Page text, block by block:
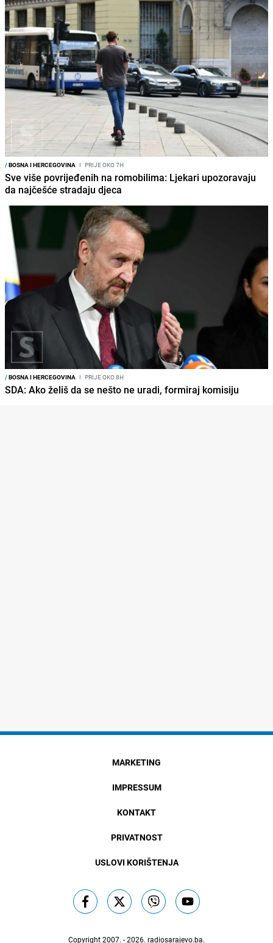
/BOSNA I HERCEGOVINA I PRIJE OKO 7H
Sve više povrijeđenih na romobilima: Ljekari upozoravaju
da najčešće stradaju djeca
/BOSNA I HERCEGOVINA I PRIJE OKO 8H
SDA: Ako želiš da se nešto ne uradi, formiraj komisiju
MARKETING
IMPRESSUM
KONTAKT
PRIVATNOST
USLOVI KORIŠTENJA
Copyright 2007. - 2026. radiosarajevo.ba.